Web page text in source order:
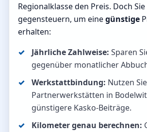
Regionalklasse den Preis. Doch
gegensteuern, um einegünstige
erhalten:
Jährliche Zahlweise: Sparen
gegenüber monatlicher
Werkstattbindung: Nutzen Sie
Partnerwerkstätten in
günstigere Kasko-Beiträge.
Kilometer genau berechnen: